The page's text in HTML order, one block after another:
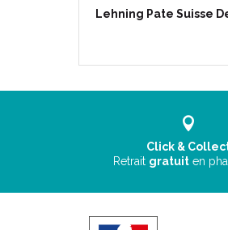
Lehning Pate Suisse
Click &
Retrait gratuit en